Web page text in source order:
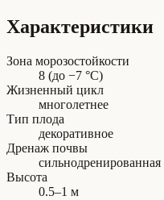
Характеристики
Зона морозостойкости
8 (до −7 °C)
Жизненный цикл
многолетнее
Тип плода
декоративное
Дренаж почвы
сильнодренированная
Высота
0.5–1 м